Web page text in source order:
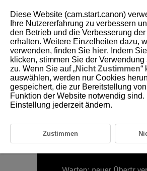
D105-026
Automatische Wiederholung
fehlgeschlagener
Wenn die Übertragung fehlschlägt, blinkt die
Transmitters rot. In diesem Fall wird nach dem
Bildschirm angezeigt.
Informationen zum Beheben des angezeigten
Diese Website (cam.start.canon)
Ihre Nutzererfahrung zu verbessern
den Betrieb und die Verbesserung
erhalten. Weitere Einzelheiten dazu,
verwenden, finden Sie hier. Indem
klicken, stimmen Sie der
zu. Wenn Sie auf „Nicht Zustimmen“
auswählen, werden nur Cookies
gespeichert, die zur Bereitstellung
Funktion der Website notwendig
Einstellung jederzeit ändern.
Zustimmen